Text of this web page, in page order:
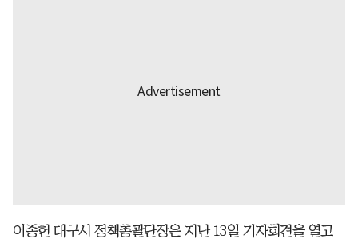
이종헌 대구시 정책총괄단장은 지난 13일 기자회견을 열고